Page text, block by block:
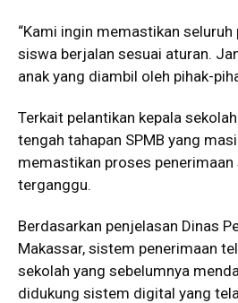
“Kami ingin memastikan
siswa berjalan sesuai aturan.
anak yang diambil oleh pihak-
Terkait pelantikan kepala
tengah tahapan SPMB yang
memastikan proses
terganggu.
Berdasarkan penjelasan Dinas
Makassar, sistem penerimaan
sekolah yang sebelumnya
didukung sistem digital yang